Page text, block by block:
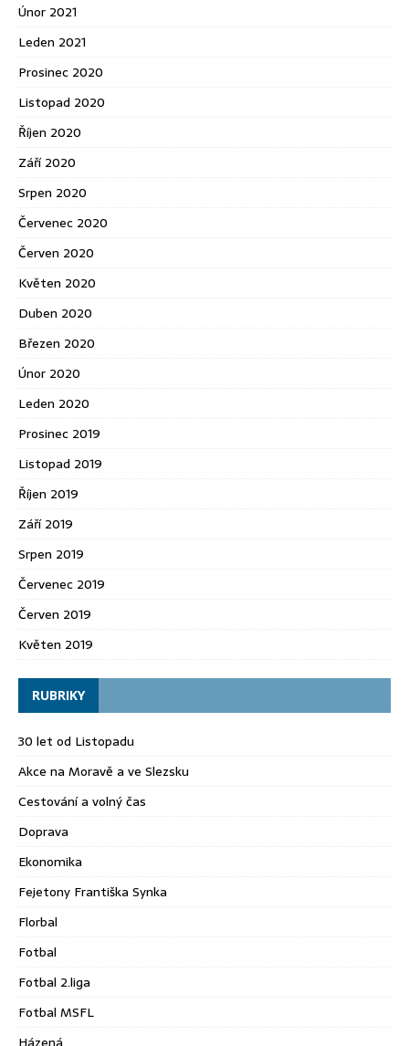
Únor 2021
Leden 2021
Prosinec 2020
Listopad 2020
Říjen 2020
Září 2020
Srpen 2020
Červenec 2020
Červen 2020
Květen 2020
Duben 2020
Březen 2020
Únor 2020
Leden 2020
Prosinec 2019
Listopad 2019
Říjen 2019
Září 2019
Srpen 2019
Červenec 2019
Červen 2019
Květen 2019
RUBRIKY
30 let od Listopadu
Akce na Moravě a ve Slezsku
Cestování a volný čas
Doprava
Ekonomika
Fejetony Františka Synka
Florbal
Fotbal
Fotbal 2.liga
Fotbal MSFL